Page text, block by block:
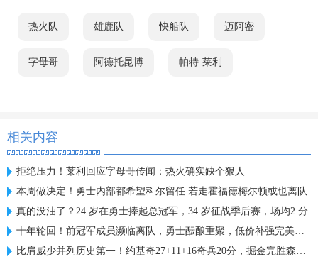
热火队 雄鹿队 快船队 迈阿密
字母哥 阿德托昆博 帕特·莱利
相关内容
拒绝压力！莱利回应字母哥传闻：热火确实缺个狠人
本周做决定！勇士内部都希望科尔留任 若走霍福德梅尔顿或也离队
真的没油了？24 岁在勇士捧起总冠军，34 岁征战季后赛，场均2 分
十年轮回！前冠军成员濒临离队，勇士酝酿重聚，低价补强完美人选
比肩威少并列历史第一！约基奇27+11+16奇兵20分，掘金完胜森林狼